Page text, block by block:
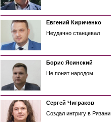
Евгений Кириченко
Неудачно станцевал
Борис Ясинский
Не понят народом
Сергей Чиграков
Создал интригу в Рязани